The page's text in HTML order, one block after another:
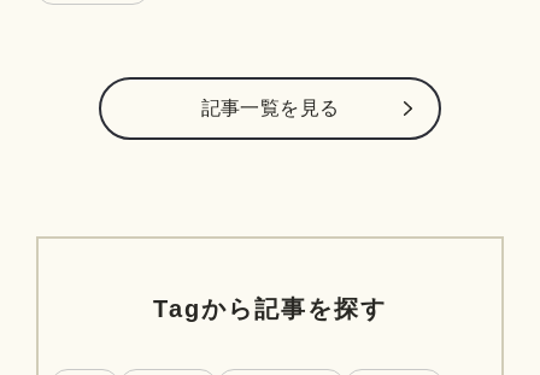
記事⼀覧を⾒る
Tagから記事を探す